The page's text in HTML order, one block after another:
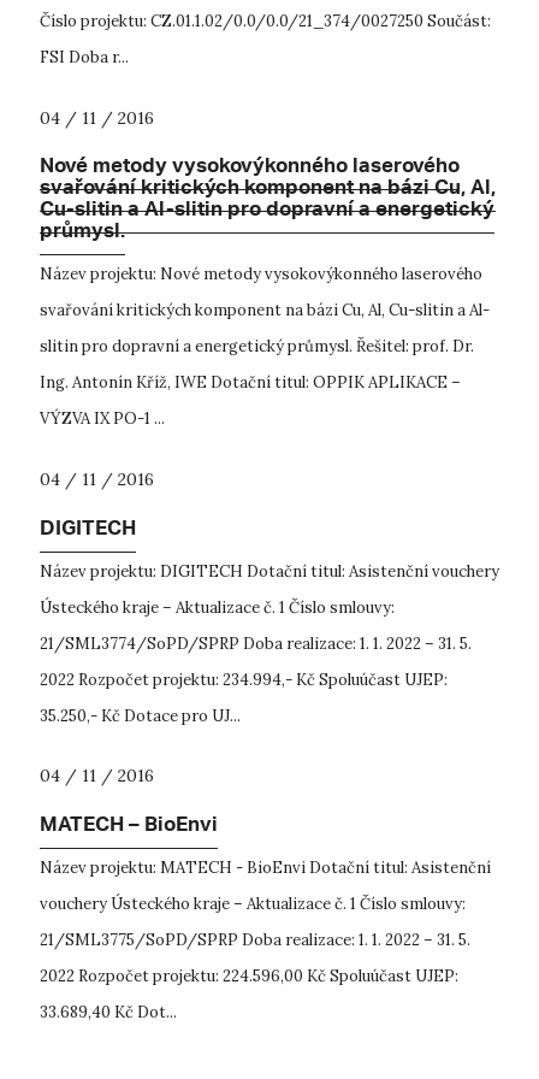
Číslo pro­jek­tu: CZ.01.1.02/0.0/0.0/21_374/0027250 Součást:
FSI Doba r...
04 / 11 / 2016
Nové metody vysokovýkonného laserového
svařování kritických komponent na bázi Cu, Al,
Cu-slitin a Al-slitin pro dopravní a energetický
průmysl.
Název projektu: Nové metody vysokovýkonného laserového
svařování kritických komponent na bázi Cu, Al, Cu-slitin a Al-
slitin pro dopravní a energetický průmysl. Řešitel: prof. Dr.
Ing. Antonín Kříž, IWE Dotační titul: OPPIK APLIKACE –
VÝZVA IX PO-1 ...
04 / 11 / 2016
DIGITECH
Název projektu: DIGITECH Dotační titul: Asistenční vouchery
Ústeckého kraje – Aktualizace č. 1 Číslo smlouvy:
21/SML3774/SoPD/SPRP Doba realizace: 1. 1. 2022 – 31. 5.
2022 Rozpočet projektu: 234.994,- Kč Spoluúčast UJEP:
35.250,- Kč Dotace pro UJ...
04 / 11 / 2016
MATECH – BioEnvi
Název projektu: MATECH - BioEnvi Dotační titul: Asistenční
vouchery Ústeckého kraje – Aktualizace č. 1 Číslo smlouvy:
21/SML3775/SoPD/SPRP Doba realizace: 1. 1. 2022 – 31. 5.
2022 Rozpočet projektu: 224.596,00 Kč Spoluúčast UJEP:
33.689,40 Kč Dot...